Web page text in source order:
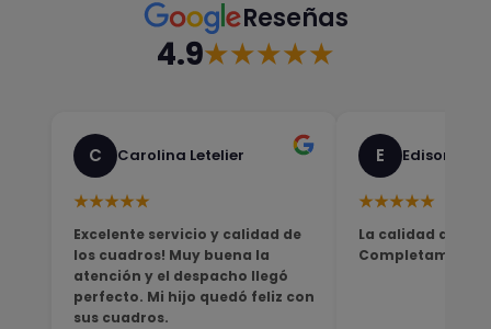
Reseñas
4.9★★★★★
C Carolina Letelier
★★★★★
Excelente servicio y calidad de
los cuadros! Muy buena la
atención y el despacho llegó
perfecto. Mi hijo quedó feliz con
sus cuadros.
E Edison
★★★★★
La calidad del
Completamente